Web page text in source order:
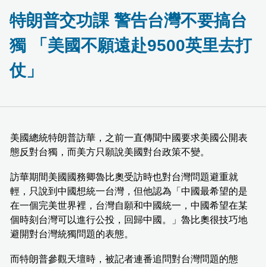
特朗普交功課 警告台灣不要搞台
獨 「美國不願遠赴9500英里去打
仗」
美國總統特朗普訪華，之前一直傳聞中國要求美國公開表
態反對台獨，而美方只願說美國對台政策不變。
訪華期間美國國務卿魯比奧受訪時也對台灣問題避重就
輕，只說到中國想統一台灣，但他認為「中國最希望的是
在一個完美世界裡，台灣自願和中國統一，中國希望在某
個時刻台灣可以進行公投，回歸中國。」魯比奧很技巧地
避開對台灣統獨問題的表態。
而特朗普參觀天壇時，被記者連番追問對台灣問題的態